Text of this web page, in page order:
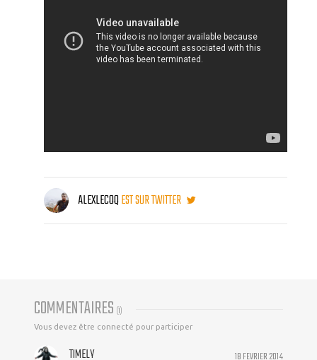
ALEXLECOQEST SUR TWITTER
COMMENTAIRES (1)
Vous devez être connecté pour participer
18 FEVRIER 2014
TIMELY